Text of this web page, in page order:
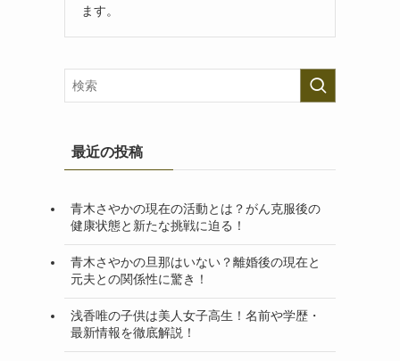
ます。
最近の投稿
青木さやかの現在の活動とは？がん克服後の
健康状態と新たな挑戦に迫る！
青木さやかの旦那はいない？離婚後の現在と
元夫との関係性に驚き！
浅香唯の子供は美人女子高生！名前や学歴・
最新情報を徹底解説！